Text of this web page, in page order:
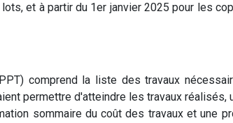
et à partir du 1er janvier 2025 pour les
comprend la liste des travaux
permettre d'atteindre les travaux réalisés,
sommaire du coût des travaux et une